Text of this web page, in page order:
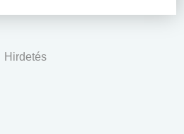
Hirdetés